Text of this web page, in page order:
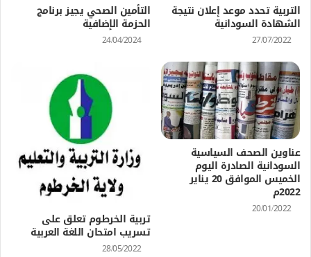
التربية تحدد موعد إعلان نتيجة
الشهادة السودانية
27/07/2022
التأمين الصحي يجيز برنامج
الحزمة الإضافية
24/04/2024
عناوين الصحف السياسية
السودانية الصادرة اليوم
الخميس الموافق 20 يناير
2022م
20/01/2022
تربية الخرطوم تعلق على
تسريب امتحان اللغة العربية
28/05/2022